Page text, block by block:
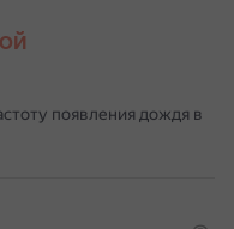
появления дождя в